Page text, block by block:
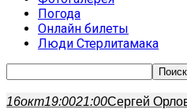
Погода
Онлайн билеты
Люди Стерлитамака
16окт19:0021:00Сергей